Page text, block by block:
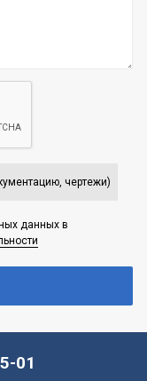
чертежи)
данных в
01